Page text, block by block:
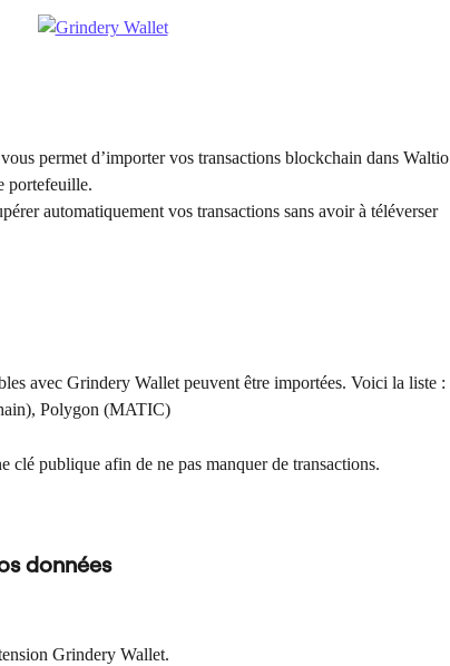
permet d’importer vos transactions blockchain dans Waltio
portefeuille.
automatiquement vos transactions sans avoir à téléverser
avec Grindery Wallet peuvent être importées. Voici la liste :
Polygon (MATIC)
clé publique afin de ne pas manquer de transactions.
données
Grindery Wallet.